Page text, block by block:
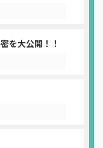
を大公開！！